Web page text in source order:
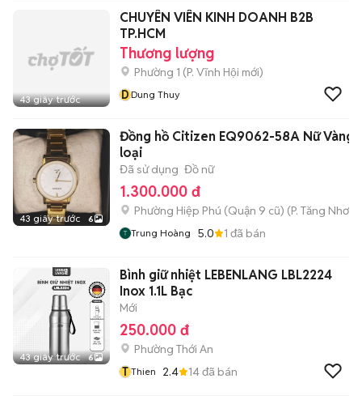
43 giây trước
CHUYÊN VIÊN KINH DOANH B2B
TP.HCM
Thương lượng
Phường 1 (P. Vĩnh Hội mới)
DDung Thuy
43 giây trước 6
Đồng hồ Citizen EQ9062-58A Nữ Vàng
loại
Đã sử dụng Đồ nữ
1.300.000 đ
Phường Hiệp Phú (Quận 9 cũ) (P. Tăng Nhơn
Trung Hoàng 5.0 1 đã bán
43 giây trước 6
Bình giữ nhiệt LEBENLANG LBL2224
Inox 1.1L Bạc
Mới
250.000 đ
Phường Thới An
T Thien 2.4 14đã bán